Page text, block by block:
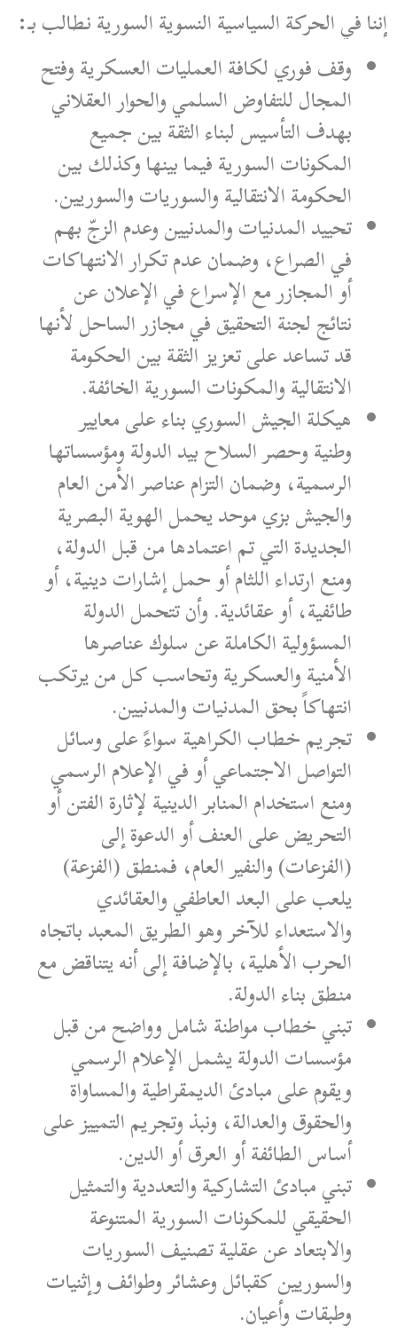
إننا في الحركة السياسية النسوية السورية نطالب بـ:
وقف فوري لكافة العمليات العسكرية وفتح
المجال للتفاوض السلمي والحوار العقلاني
بهدف التأسيس لبناء الثقة بين جميع
المكونات السورية فيما بينها وكذلك بين
الحكومة الانتقالية والسوريات والسوريين.
تحييد المدنيات والمدنيين وعدم الزجّ بهم
في الصراع، وضمان عدم تكرار الانتهاكات
أو المجازر مع الإسراع في الإعلان عن
نتائج لجنة التحقيق في مجازر الساحل لأنها
قد تساعد على تعزيز الثقة بين الحكومة
الانتقالية والمكونات السورية الخائفة.
هيكلة الجيش السوري بناء على معايير
وطنية وحصر السلاح بيد الدولة ومؤسساتها
الرسمية، وضمان التزام عناصر الأمن العام
والجيش بزي موحد يحمل الهوية البصرية
الجديدة التي تم اعتمادها من قبل الدولة،
ومنع ارتداء اللثام أو حمل إشارات دينية، أو
طائفية، أو عقائدية. وأن تتحمل الدولة
المسؤولية الكاملة عن سلوك عناصرها
الأمنية والعسكرية وتحاسب كل من يرتكب
انتهاكاً بحق المدنيات والمدنيين.
تجريم خطاب الكراهية سواءً على وسائل
التواصل الاجتماعي أو في الإعلام الرسمي
ومنع استخدام المنابر الدينية لإثارة الفتن أو
التحريض على العنف أو الدعوة إلى
(الفزعات) والنفير العام، فمنطق (الفزعة)
يلعب على البعد العاطفي والعقائدي
والاستعداء للآخر وهو الطريق المعبد باتجاه
الحرب الأهلية، بالإضافة إلى أنه يتناقض مع
منطق بناء الدولة.
تبني خطاب مواطنة شامل وواضح من قبل
مؤسسات الدولة يشمل الإعلام الرسمي
ويقوم على مبادئ الديمقراطية والمساواة
والحقوق والعدالة، ونبذ وتجريم التمييز على
أساس الطائفة أو العرق أو الدين.
تبني مبادئ التشاركية والتعددية والتمثيل
الحقيقي للمكونات السورية المتنوعة
والابتعاد عن عقلية تصنيف السوريات
والسوريين كقبائل وعشائر وطوائف وإثنيات
وطبقات وأعيان.